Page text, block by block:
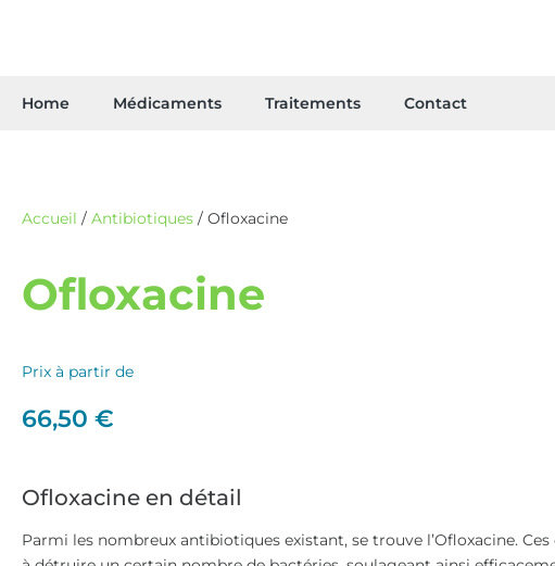
Home Médicaments Traitements Contact
Accueil / Antibiotiques / Ofloxacine
Ofloxacine
Prix à partir de
66,50 €
Ofloxacine en détail
Parmi les nombreux antibiotiques existant, se trouve l’Ofloxacine.